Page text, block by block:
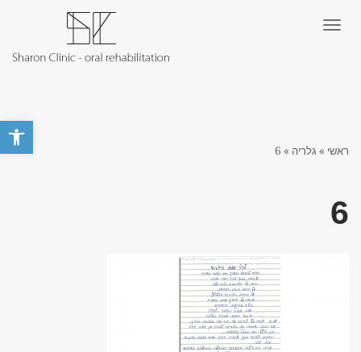
פתח
תפריט
ראשי » גלריה »
6
6